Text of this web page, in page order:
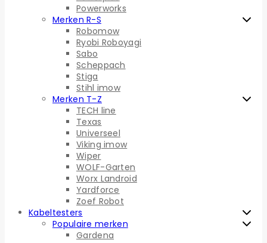
Powerworks
Merken R-S
Robomow
Ryobi Roboyagi
Sabo
Scheppach
Stiga
Stihl imow
Merken T-Z
TECH line
Texas
Universeel
Viking imow
Wiper
WOLF-Garten
Worx Landroid
Yardforce
Zoef Robot
Kabeltesters
Populaire merken
Gardena